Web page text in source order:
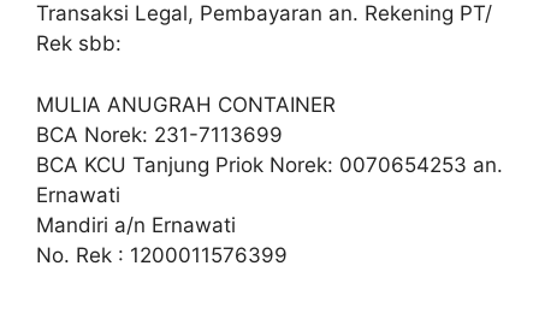
Transaksi Legal, Pembayaran an. Rekening PT/
Rek sbb:
MULIA ANUGRAH CONTAINER
BCA Norek: 231-7113699
BCA KCU Tanjung Priok Norek: 0070654253 an.
Ernawati
Mandiri a/n Ernawati
No. Rek : 1200011576399